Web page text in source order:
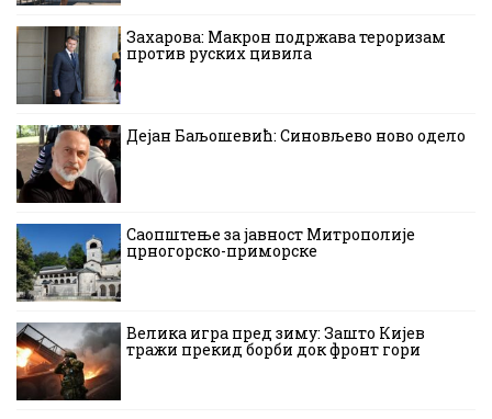
Захарова: Макрон подржава тероризам
против руских цивила
Дејан Баљошевић: Синовљево ново одело
Саопштење за јавност Митрополије
црногорско-приморске
Велика игра пред зиму: Зашто Кијев
тражи прекид борби док фронт гори